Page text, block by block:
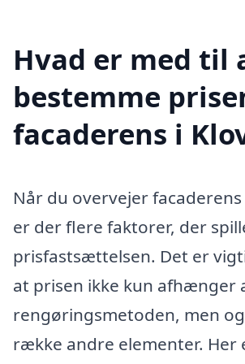
Hvad er med til
bestemme
facaderens i
Når du overvejer
er der flere faktorer, der
prisfastsættelsen. Det er
at prisen ikke kun afhænger
rengøringsmetoden, men
række andre elementer. Her